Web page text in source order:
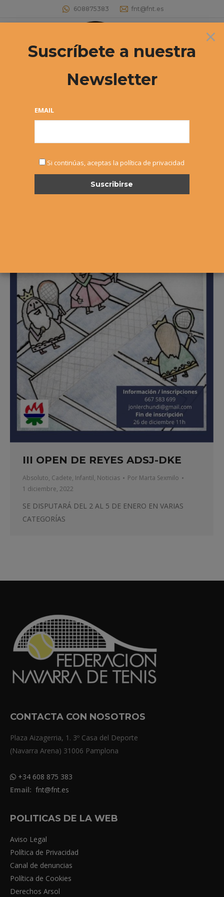
608875383 fnt@fnt.es
Buscar:
Archivos diarios:1 diciembre, 2022
III OPEN DE REYES ADSJ-DKE
Absoluto, Cadete, Infantil, Noticias Por Marta Sexmilo
1 diciembre, 2022
SE DISPUTARÁ DEL 2 AL 5 DE ENERO EN VARIAS
CATEGORÍAS
CONTACTA CON NOSOTROS
Plaza Aizagerria, 1. 3º Casa del Deporte
(Navarra Arena) 31006 Pamplona
+34 608 875 383
Email: fnt@fnt.es
POLITICAS DE LA WEB
Aviso Legal
Política de Privacidad
Canal de denuncias
Política de Cookies
Derechos Arsol
×
Suscríbete a nuestra
Newsletter
EMAIL
Si continúas, aceptas la política de privacidad